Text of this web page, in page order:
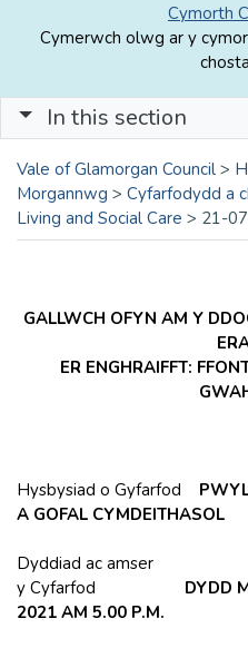
Cymorth
Cymerwch olwg ar y
In this section
Vale of Glamorgan Council >
Morgannwg > Cyfarfodydd a
Living and Social Care > 21-
GALLWCH OFYN AM Y
ER ENGHRAIFFT:
Hysbysiad o Gyfarfod
A GOFAL CYMDEITHASOL
Dyddiad ac amser
y Cyfarfod DYDD
2021 AM 5.00 P.M.